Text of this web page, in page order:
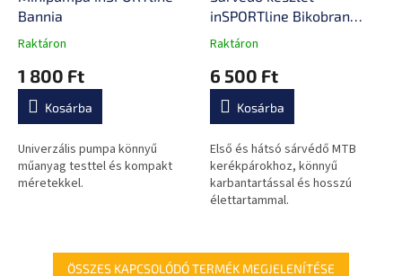
Bannia
A
átlagos
értékelése
0,0
csillag.
Raktáron
1 800 Ft
Kosárba
Univerzális pumpa könnyű
műanyag testtel és kompakt
méretekkel.
inSPORTline Bikobran
27,5"-29"
A
átlagos
értékelése
0,0
csillag.
Raktáron
6 500 Ft
Kosárba
Első és hátsó sárvédő MTB
kerékpárokhoz, könnyű
karbantartással és hosszú
élettartammal.
ÖSSZES KAPCSOLÓDÓ TERMÉK MEGJELENÍTÉSE